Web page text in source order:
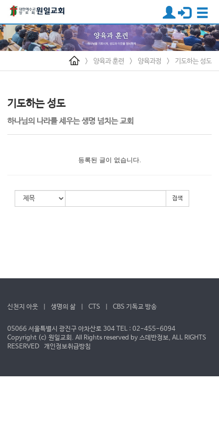
> 양육과 훈련 > 양육과정 > 기도하는 성도
기도하는 성도
하나님의 나라를 세우는 생명 넘치는 교회
등록된 글이 없습니다.
검색
신천지 아웃 생명의 삶 CTS CBS 기독교 방송
05066 서울특별시 광진구 아차산로 304 TEL : 02-455-6094
Copyright (c) 원일교회. All Rights reserved by 스데반정보, ALL RIGHTS
RESERVED 개인정보취급방침